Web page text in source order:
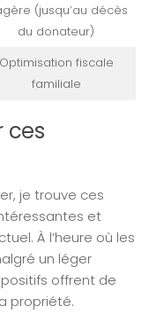
(jusqu’au décès
du donateur)
Optimisation fiscale
familiale
ces
je trouve ces
et
À l’heure où les
un léger
offrent de
propriété.